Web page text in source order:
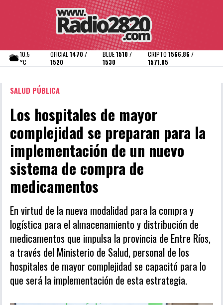
10.5
°C
OFICIAL 1470 /
1520
BLUE1510 /
1530
CRIPTO1566.86 /
1571.05
SALUD PÚBLICA
Los hospitales de mayor
complejidad se preparan para la
implementación de un nuevo
sistema de compra de
medicamentos
En virtud de la nueva modalidad para la compra y
logística para el almacenamiento y distribución de
medicamentos que impulsa la provincia de Entre Ríos,
a través del Ministerio de Salud, personal de los
hospitales de mayor complejidad se capacitó para lo
que será la implementación de esta estrategia.